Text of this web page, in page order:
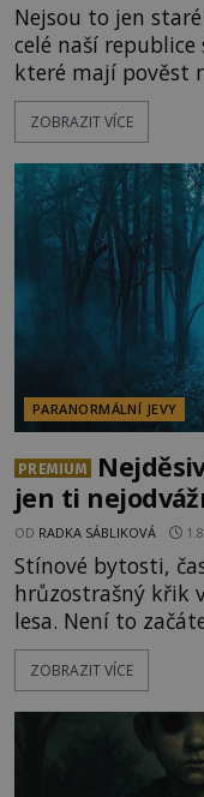
Nejsou to jen
celé naší
které mají pověst
ozývají
jevy. Zatímco historici většinou hledají racionální
lokality vykazují
celé generace. A
ZOBRAZIT VÍCE
PARANORMÁLNÍ JEVY
PREMIUM
jen ti
OD RADKA SÁBLIKOVÁ
Stínové bytosti,
hrůzostrašný křik
lesa. Není to
události, které
označovány jako
vyhýbají! Už jste
ZOBRAZIT VÍCE